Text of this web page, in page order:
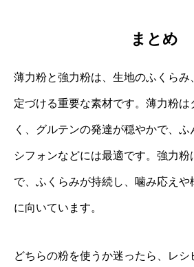
まとめ
薄力粉と強力粉は、生地のふくらみ
定づける重要な素材です。薄力粉は
く、グルテンの発達が穏やかで、
シフォンなどには最適です。強力
で、ふくらみが持続し、噛み応えや
に向いています。
どちらの粉を使うか迷ったら、レ